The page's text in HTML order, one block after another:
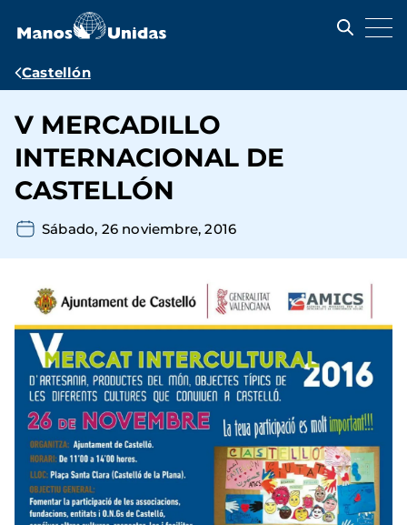
contenido
Ruta
navegación
Castellón
V MERCADILLO
INTERNACIONAL DE
CASTELLÓN
Sábado, 26 noviembre, 2016